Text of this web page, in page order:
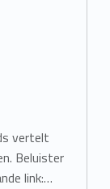
vertelt
Beluister
link:…